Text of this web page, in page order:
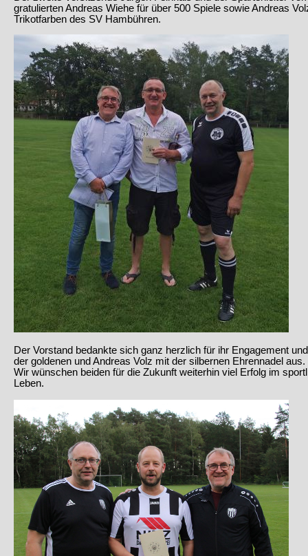
gratulierten Andreas Wiehe für über 500 Spiele sowie Andreas
Trikotfarben des SV Hambühren.
Der Vorstand bedankte sich ganz herzlich für ihr Engagement
der goldenen und Andreas Volz mit der silbernen Ehrennadel aus.
Wir wünschen beiden für die Zukunft weiterhin viel Erfolg im
Leben.